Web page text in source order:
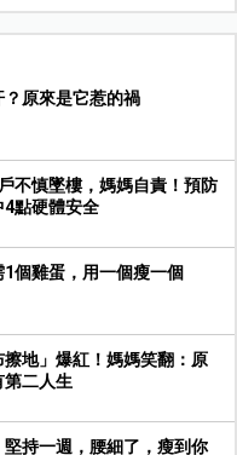
原來是它惹的禍
不慎墜樓，媽媽自責！預防
點硬體安全
個雞蛋，用一個瘦一個
地」爆紅！媽媽笑翻：原
二人生
持一週，腰細了，瘦到你